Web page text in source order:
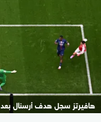
هافيرتز سجل هدف أرسنال بعد 6 دقائق على انطلاق المباراة